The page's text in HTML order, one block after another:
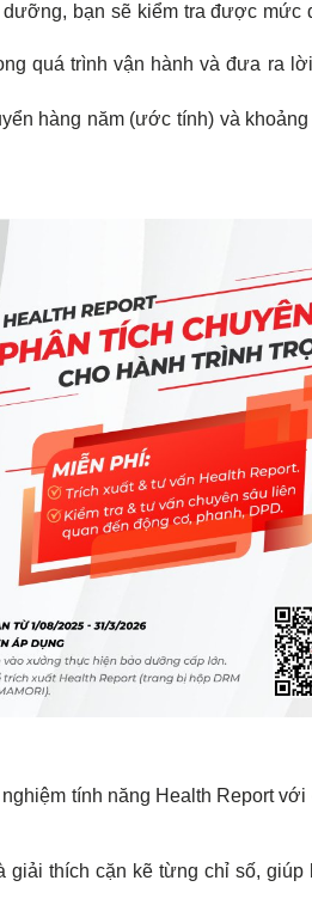
bạn sẽ kiểm tra được mức
quá trình vận hành và đưa ra
hàng năm (ước tính) và khoảng
tính năng Health Report với
giải thích cặn kẽ từng chỉ số, giúp